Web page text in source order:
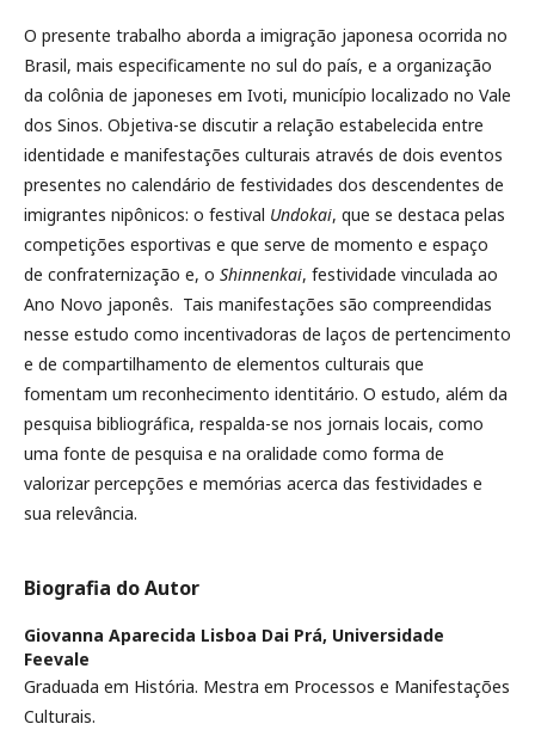
O presente trabalho aborda a imigração japonesa ocorrida no
Brasil, mais especificamente no sul do país, e a organização
da colônia de japoneses em Ivoti, município localizado no Vale
dos Sinos. Objetiva-se discutir a relação estabelecida entre
identidade e manifestações culturais através de dois eventos
presentes no calendário de festividades dos descendentes de
imigrantes nipônicos: o festival Undokai, que se destaca pelas
competições esportivas e que serve de momento e espaço
de confraternização e, o Shinnenkai, festividade vinculada ao
Ano Novo japonês. Tais manifestações são compreendidas
nesse estudo como incentivadoras de laços de pertencimento
e de compartilhamento de elementos culturais que
fomentam um reconhecimento identitário. O estudo, além da
pesquisa bibliográfica, respalda-se nos jornais locais, como
uma fonte de pesquisa e na oralidade como forma de
valorizar percepções e memórias acerca das festividades e
sua relevância.
Biografia do Autor
Giovanna Aparecida Lisboa Dai Prá, Universidade
Feevale
Graduada em História. Mestra em Processos e Manifestações
Culturais.